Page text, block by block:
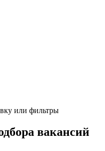
или фильтры
вакансий